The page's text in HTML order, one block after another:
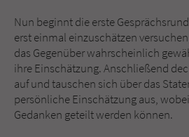
Nun beginnt die erste
erst einmal einzuschätzen
das Gegenüber wahrscheinlich
ihre Einschätzung. Anschließend
auf und tauschen sich über das
persönliche Einschätzung aus,
Gedanken geteilt werden können.